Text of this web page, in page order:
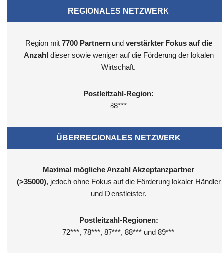
REGIONALES NETZWERK
Region mit 7700 Partnernund verstärkter Fokus auf die
Anzahl dieser sowie weniger auf die Förderung der lokalen
Wirtschaft.
Postleitzahl-Region:
88***
ÜBERREGIONALES NETZWERK
Maximal mögliche Anzahl Akzeptanzpartner
(>35000), jedoch ohne Fokus auf die Förderung lokaler Händler
und Dienstleister.
Postleitzahl-Regionen:
72***, 78***, 87***, 88*** und 89***